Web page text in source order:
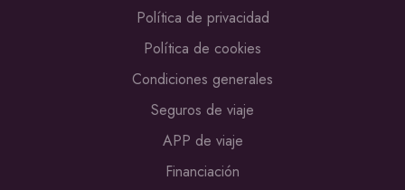
Política de privacidad
Política de cookies
Condiciones generales
Seguros de viaje
APP de viaje
Financiación